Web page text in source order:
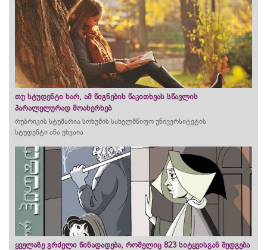
თუ სტუდენტი ხარ, ამ წიგნების წაკითხვას სწავლის
პარალელურად მოახერხებ
რუბრიკის სტუმარია სოხუმის სახელმწიფო უნივერსიტეტის
სტუდენტი ანა ეხვაია
ყველაზე გრძელი წინადადება, რომელიც 823 სიტყვისგან შედგება